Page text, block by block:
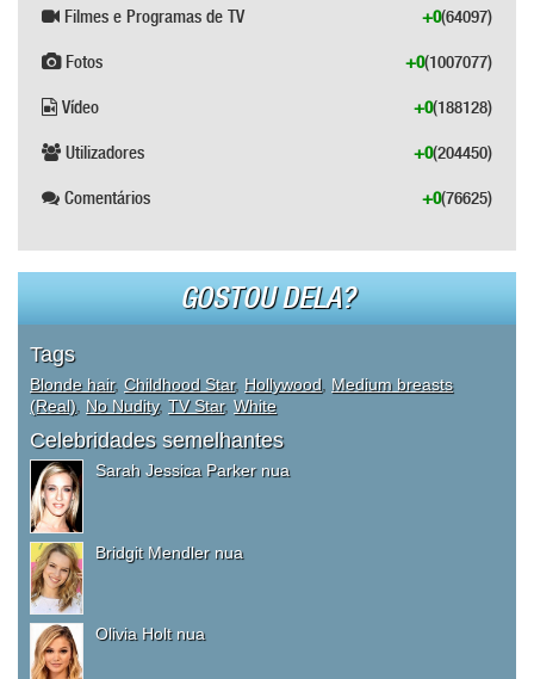
Filmes e Programas de TV (64097)
+0
Fotos (1007077)
+0
Vídeo (188128)
+0
Utilizadores (204450)
+0
Comentários (76625)
+0
GOSTOU DELA?
Tags
Blonde hair, Childhood Star, Hollywood Medium breasts
(Real) No Nudity, TV Star, White
Celebridades semelhantes
Sarah Jessica Parker nua
Bridgit Mendler nua
Olivia Holt nua